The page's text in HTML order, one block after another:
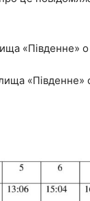
«Південне» о
«Південне»